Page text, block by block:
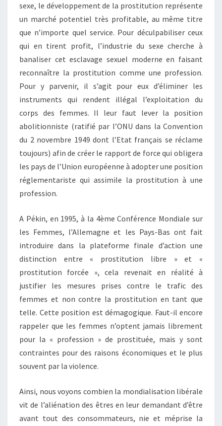
sexe, le développement de la prostitution représente
un marché potentiel très profitable, au même titre
que n’importe quel service. Pour déculpabiliser ceux
qui en tirent profit, l’industrie du sexe cherche à
banaliser cet esclavage sexuel moderne en faisant
reconnaître la prostitution comme une profession.
Pour y parvenir, il s’agit pour eux d’éliminer les
instruments qui rendent illégal l’exploitation du
corps des femmes. Il leur faut lever la position
abolitionniste (ratifié par l’ONU dans la Convention
du 2 novembre 1949 dont l’Etat français se réclame
toujours) afin de créer le rapport de force qui obligera
les pays de l’Union européenne à adopter une position
réglementariste qui assimile la prostitution à une
profession.
A Pékin, en 1995, à la 4ème Conférence Mondiale sur
les Femmes, l’Allemagne et les Pays-Bas ont fait
introduire dans la plateforme finale d’action une
distinction entre « prostitution libre » et «
prostitution forcée », cela revenait en réalité à
justifier les mesures prises contre le trafic des
femmes et non contre la prostitution en tant que
telle. Cette position est démagogique. Faut-il encore
rappeler que les femmes n’optent jamais librement
pour la « profession » de prostituée, mais y sont
contraintes pour des raisons économiques et le plus
souvent par la violence.
Ainsi, nous voyons combien la mondialisation libérale
vit de l’aliénation des êtres en leur demandant d’être
avant tout des consommateurs, nie et méprise la